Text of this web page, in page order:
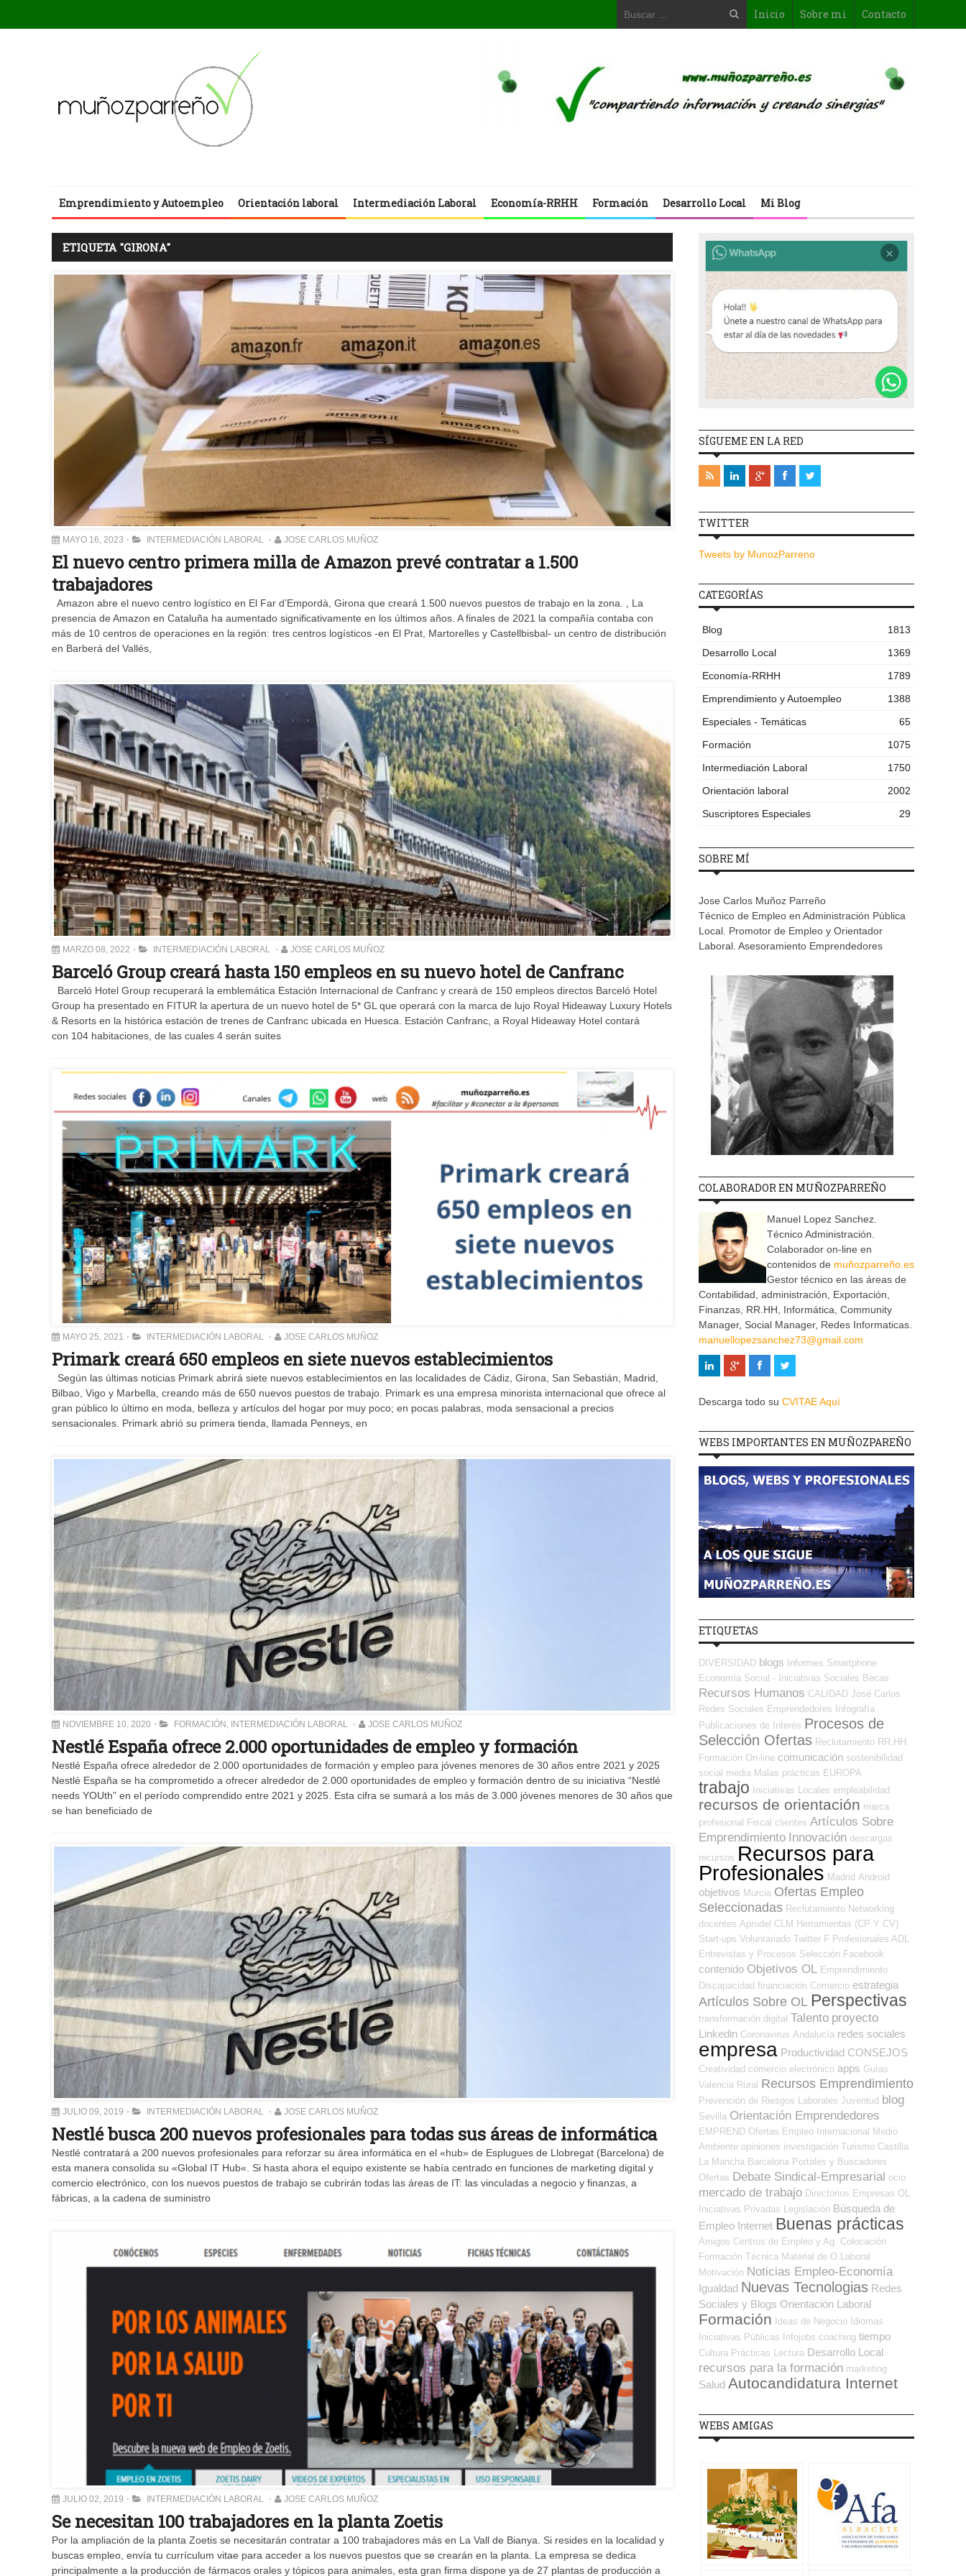
Inicio Sobre mi Contacto
Emprendimiento y Autoempleo Orientación laboral Intermediación Laboral Economía-RRHH Formación Desarrollo Local Mi Blog
ETIQUETA "GIRONA"
MAYO 16, 2023 INTERMEDIACIÓN LABORAL JOSE CARLOS MUÑOZ
El nuevo centro primera milla de Amazon prevé contratar a 1.500
trabajadores
Amazon abre el nuevo centro logístico en El Far d’Empordà, Girona que creará 1.500 nuevos puestos de trabajo en la zona. , La
presencia de Amazon en Cataluña ha aumentado significativamente en los últimos años. A finales de 2021 la compañía contaba con
más de 10 centros de operaciones en la región: tres centros logísticos -en El Prat, Martorelles y Castellbisbal- un centro de distribución
en Barberá del Vallés,
MARZO 08, 2022 INTERMEDIACIÓN LABORAL JOSE CARLOS MUÑOZ
Barceló Group creará hasta 150 empleos en su nuevo hotel de Canfranc
Barceló Hotel Group recuperará la emblemática Estación Internacional de Canfranc y creará de 150 empleos directos Barceló Hotel
Group ha presentado en FITUR la apertura de un nuevo hotel de 5* GL que operará con la marca de lujo Royal Hideaway Luxury Hotels
& Resorts en la histórica estación de trenes de Canfranc ubicada en Huesca. Estación Canfranc, a Royal Hideaway Hotel contará
con 104 habitaciones, de las cuales 4 serán suites
MAYO 25, 2021 INTERMEDIACIÓN LABORAL JOSE CARLOS MUÑOZ
Primark creará 650 empleos en siete nuevos establecimientos
Según las últimas noticias Primark abrirá siete nuevos establecimientos en las localidades de Cádiz, Girona, San Sebastián, Madrid,
Bilbao, Vigo y Marbella, creando más de 650 nuevos puestos de trabajo. Primark es una empresa minorista internacional que ofrece al
gran público lo último en moda, belleza y artículos del hogar por muy poco; en pocas palabras, moda sensacional a precios
sensacionales. Primark abrió su primera tienda, llamada Penneys, en
NOVIEMBRE 10, 2020 FORMACIÓN , INTERMEDIACIÓN LABORAL JOSE CARLOS MUÑOZ
Nestlé España ofrece 2.000 oportunidades de empleo y formación
Nestlé España ofrece alrededor de 2.000 oportunidades de formación y empleo para jóvenes menores de 30 años entre 2021 y 2025
Nestlé España se ha comprometido a ofrecer alrededor de 2.000 oportunidades de empleo y formación dentro de su iniciativa “Nestlé
needs YOUth” en el período comprendido entre 2021 y 2025. Esta cifra se sumará a los más de 3.000 jóvenes menores de 30 años que
se han beneficiado de
JULIO 09, 2019 INTERMEDIACIÓN LABORAL JOSE CARLOS MUÑOZ
Nestlé busca 200 nuevos profesionales para todas sus áreas de informática
Nestlé contratará a 200 nuevos profesionales para reforzar su área informática en el «hub» de Esplugues de Llobregat (Barcelona) de
esta manera consolida su «Global IT Hub«. Si hasta ahora el equipo existente se había centrado en funciones de marketing digital y
comercio electrónico, con los nuevos puestos de trabajo se cubrirán todas las áreas de IT: las vinculadas a negocio y finanzas, a
fábricas, a la cadena de suministro
JULIO 02, 2019 INTERMEDIACIÓN LABORAL JOSE CARLOS MUÑOZ
Se necesitan 100 trabajadores en la planta Zoetis
Por la ampliación de la planta Zoetis se necesitarán contratar a 100 trabajadores más en La Vall de Bianya. Si resides en la localidad y
buscas empleo, envía tu currículum vitae para acceder a los nuevos puestos que se crearán en la planta. La empresa se dedica
principalmente a la producción de fármacos orales y tópicos para animales, esta gran firma dispone ya de 27 plantas de producción a
SÍGUEME EN LA RED
TWITTER
Tweets by MunozParreno
CATEGORÍAS
Blog
1813
Desarrollo Local
1369
Economía-RRHH
1789
Emprendimiento y Autoempleo
1388
Especiales - Temáticas
65
Formación
1075
Intermediación Laboral
1750
Orientación laboral
2002
Suscriptores Especiales
29
SOBRE MÍ
Jose Carlos Muñoz Parreño
Técnico de Empleo en Administración Pública
Local. Promotor de Empleo y Orientador
Laboral. Asesoramiento Emprendedores
COLABORADOR EN MUÑOZPARREÑO
Manuel Lopez Sanchez.
Técnico Administración.
Colaborador on-line en
contenidos de muñozparreño.es
Gestor técnico en las áreas de
Contabilidad, administración, Exportación,
Finanzas, RR.HH, Informática, Community
Manager, Social Manager, Redes Informaticas.
manuellopezsanchez73@gmail.com
Descarga todo su CVITAE Aquí
WEBS IMPORTANTES EN MUÑOZPAREÑO
ETIQUETAS
DIVERSIDAD blogs Informes Smartphone
Economía Social - Iniciativas Sociales Becas
Recursos Humanos CALIDAD José Carlos
Redes Sociales Emprendedores
Infografía
Publicaciones de Interés Procesos de
Selección Ofertas Reclutamiento RR.HH.
Formación On-line comunicación sostenibilidad
social media Malas prácticas EUROPA
trabajo Iniciativas Locales empleabilidad
recursos de orientación marca
profesional
Fiscal clientes Artículos Sobre
Emprendimiento Innovación descargas
recursos Recursos para
Profesionales Madrid Android
objetivos Murcia Ofertas Empleo
Seleccionadas Reclutamiento Networking
docentes Aprodel CLM Herramientas (CP Y CV)
Start-ups Voluntariado Twitter F Profesionales ADL
Entrevistas y Procesos Selección Facebook
contenido Objetivos OL Emprendimiento
Discapacidad financiación Comercio estrategia
Artículos Sobre OL Perspectivas
transformación digital Talento proyecto
Linkedin Coronavirus Andalucía redes sociales
empresa Productividad CONSEJOS
Creatividad comercio electrónico apps Guías
Valencia Rural Recursos Emprendimiento
Prevención de Riesgos Laborales Juventud blog
Sevilla Orientación Emprendedores
EMPREND Ofertas Empleo Internacional
Medio
Ambiente opiniones investigación Turismo Castilla
La Mancha Barcelona Portales y Buscadores
Ofertas Debate Sindical-Empresarial ocio
mercado de trabajo Directorios Empresas OL
Iniciativas Privadas
Legislación Búsqueda de
Empleo Internet Buenas prácticas
Amigos Centros de Empleo y Ag. Colocación
Formación Técnica Material de O.Laboral
Motivación Noticias Empleo-Economía
Igualdad Nuevas Tecnologias Redes
Sociales y Blogs Orientación Laboral
Formación Ideas de Negocio Idiomas
Iniciativas Públicas
Infojobs coaching tiempo
Cultura Prácticas Lectura Desarrollo Local
recursos para la formación marketing
Salud Autocandidatura Internet
WEBS AMIGAS